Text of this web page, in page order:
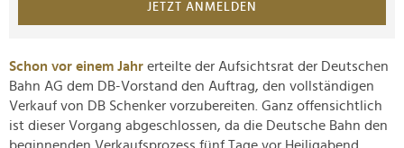
JETZT ANMELDEN
Schon vor einem Jahr erteilte der Aufsichtsrat der Deutschen
Bahn AG dem DB-Vorstand den Auftrag, den vollständigen
Verkauf von DB Schenker vorzubereiten. Ganz offensichtlich
ist dieser Vorgang abgeschlossen, da die Deutsche Bahn den